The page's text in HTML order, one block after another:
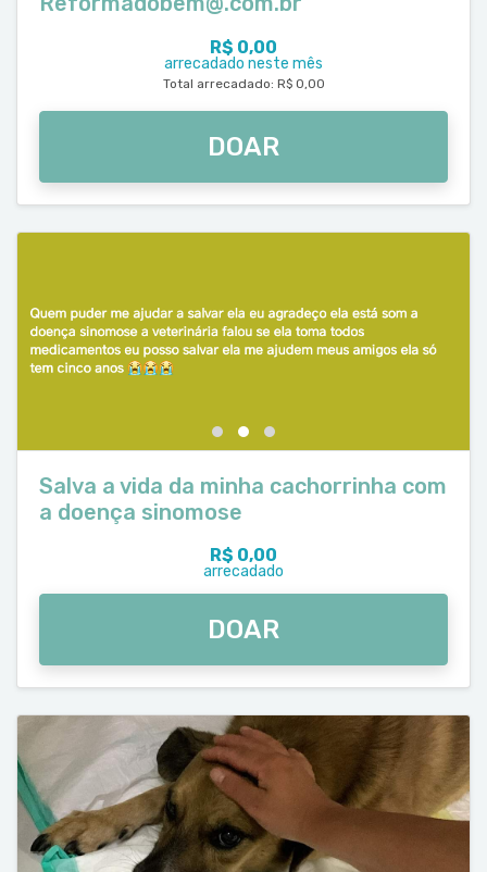
R$ 0,00
arrecadado neste mês
Total arrecadado: R$ 0,00
DOAR
Salva a vida da minha cachorrinha com
a doença sinomose
R$ 0,00
arrecadado
DOAR